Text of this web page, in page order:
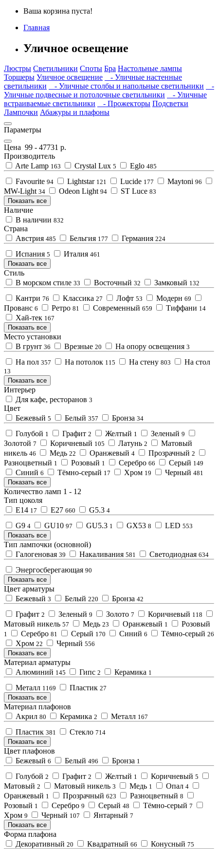
Ваша корзина пуста!
Главная
Уличное освещение
Люстры Светильники Споты Бра Настольные лампы
Торшеры Уличное освещение
- Уличные настенные
светильники
- Уличные столбы и напольные светильники
-
Уличные подвесные и потолочные светильники
- Уличные
встраиваемые светильники
- Прожекторы Подсветки
Лампочки Абажуры и плафоны
Параметры
Цена 99 - 47731 р.
Производитель
Arte Lamp 163 Crystal Lux 5 Eglo 485
Favourite 94 Lightstar 121 Lucide 177 Maytoni 96
MW-Light 34 Odeon Light 94 ST Luce 83
Показать все
Наличие
В наличии 832
Страна
Австрия 485 Бельгия 177 Германия 224
Испания 5 Италия 461
Показать все
Стиль
В морском стиле 33 Восточный 32 Замковый 132
Кантри 76 Классика 27 Лофт 53 Модерн 69
Прованс 6 Ретро 81 Современный 659 Тиффани 14
Хай-тек 167
Показать все
Место установки
В грунт 36 Врезные 20 На опору освещения 3
На пол 357 На потолок 115 На стену 803 На стол
13
Показать все
Интерьер
Для кафе, ресторанов 3
Цвет
Бежевый 5 Белый 357 Бронза 34
Голубой 1 Графит 2 Желтый 1 Зеленый 9
Золотой 7 Коричневый 105 Латунь 2
Матовый
никель 46 Медь 22 Оранжевый 4 Прозрачный 2
Разноцветный 1 Розовый 1 Серебро 66 Серый 149
Синий 6 Тёмно-серый 17 Хром 19 Черный 481
Показать все
Количество ламп 1 - 12
Тип цоколя
E14 17 E27 660 G5.3 4
G9 4 GU10 97 GU5.3 1 GX53 8 LED 553
Показать все
Тип лампочки (основной)
Галогеновая 39 Накаливания 581 Светодиодная 634
Энергосберегающая 90
Показать все
Цвет арматуры
Бежевый 3 Белый 220 Бронза 42
Графит 2 Зеленый 9 Золото 7 Коричневый 118
Матовый никель 57 Медь 23 Оранжевый 1 Розовый
1 Серебро 81 Серый 170 Синий 6 Тёмно-серый 26
Хром 22 Черный 556
Показать все
Материал арматуры
Алюминий 145 Гипс 2 Керамика 1
Металл 1169 Пластик 27
Показать все
Материал плафонов
Акрил 80 Керамика 2 Металл 167
Пластик 381 Стекло 714
Показать все
Цвет плафонов
Бежевый 6 Белый 496 Бронза 1
Голубой 2 Графит 2 Желтый 1 Коричневый 5
Матовый 2 Матовый никель 3 Медь 1 Опал 4
Оранжевый 1 Прозрачный 623 Разноцветный 8
Розовый 1 Серебро 9 Серый 48 Тёмно-серый 7
Хром 9 Черный 107 Янтарный 7
Показать все
Форма плафона
Декоративный 20 Квадратный 66 Конусный 75